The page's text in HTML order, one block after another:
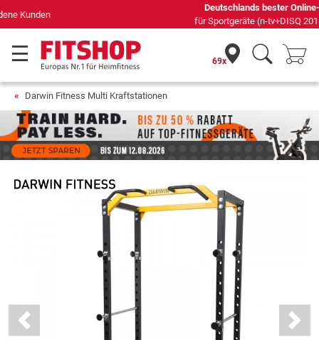
Deutschlands bester Online-Shop
für Sportgeräte (n-tv+DISQ 2016-2024)
69x
Darwin Fitness Multi Kraftstationen
Previous Next